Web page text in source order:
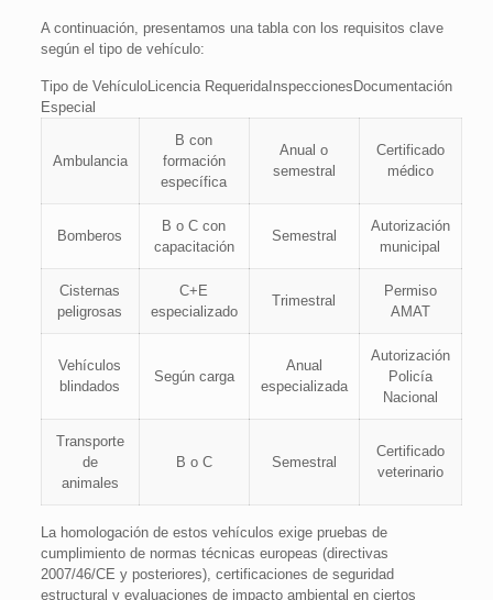
A continuación, presentamos una tabla con los requisitos clave
según el tipo de vehículo:
Tipo de VehículoLicencia RequeridaInspeccionesDocumentación
Especial
Ambulancia
B con
formación
específica
Anual o
semestral
Certificado
médico
Bomberos
B o C con
capacitación
Semestral
Autorización
municipal
Cisternas
peligrosas
C+E
especializado
Trimestral
Permiso
AMAT
Vehículos
blindados
Según carga
Anual
especializada
Autorización
Policía
Nacional
Transporte
de
animales
B o C Semestral
Certificado
veterinario
La homologación de estos vehículos exige pruebas de
cumplimiento de normas técnicas europeas (directivas
2007/46/CE y posteriores), certificaciones de seguridad
estructural y evaluaciones de impacto ambiental en ciertos